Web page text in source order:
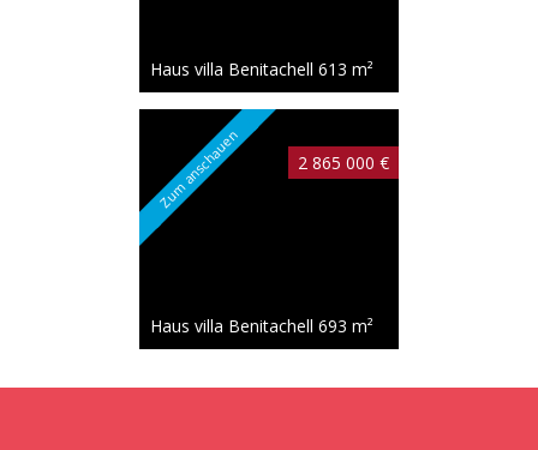
Haus villa Benitachell 613 m²
Zum anschauen 2 865 000 €
Haus villa Benitachell 693 m²